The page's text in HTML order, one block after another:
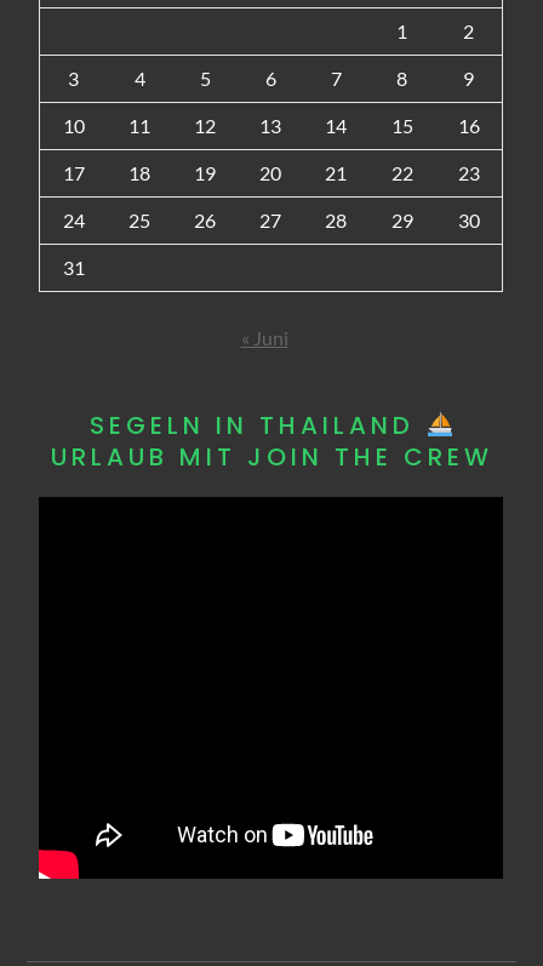
1 2
3 4 5 6 7 8 9
10 11 12 13 14 15 16
17 18 19 20 21 22 23
24 25 26 27 28 29 30
31
« Juni
SEGELN IN THAILAND
URLAUB MIT JOIN THE CREW